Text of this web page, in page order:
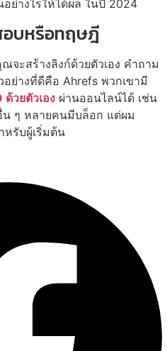
บหรือทฤษฎี
จะสร้างลิงก์ด้วยตัวเอง คำถาม
ย่างที่ดีคือ Ahrefs พวกเขามี
ด้วยตัวเอง ผ่านออนไลน์ได้ เช่น
น ๆ หลายคนมีบล็อก แต่ผม
หรับผู้เริ่มต้น